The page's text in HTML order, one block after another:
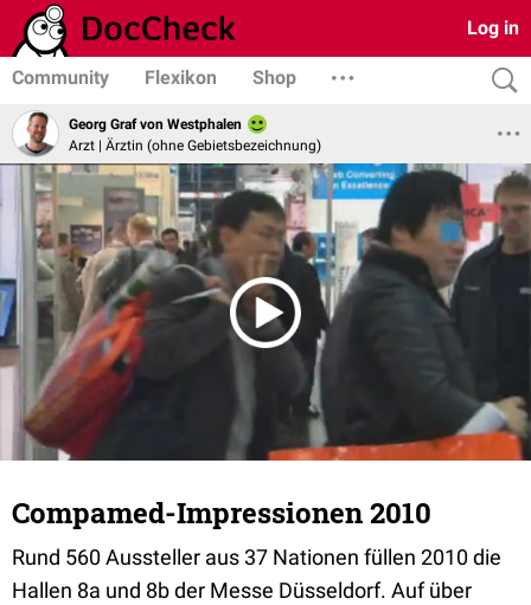
Log in
Community Flexikon Shop
Georg Graf von Westphalen
Arzt | Ärztin (ohne Gebietsbezeichnung)
Compamed-Impressionen 2010
Rund 560 Aussteller aus 37 Nationen füllen 2010 die
Hallen 8a und 8b der Messe Düsseldorf. Auf über